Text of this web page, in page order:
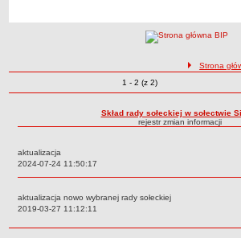
Dane statystyczne
Zadania publiczne
Związki i stowarzyszenia
Rejestr zbiorów danych osobowych
Rejestr instytucji kultury
ścieżka
Strona
Zmiany o pozycjach
1 - 2 (z 2)
Skład rady sołeckiej w sołectwie
rejestr zmian informacji
aktualizacja
Data:
2024-07-24 11:50:17
aktualizacja nowo wybranej rady sołeckiej
Data:
2019-03-27 11:12:11